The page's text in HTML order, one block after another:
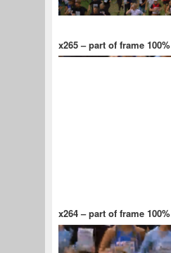
x265 – part of frame 100%
x264 – part of frame 100%